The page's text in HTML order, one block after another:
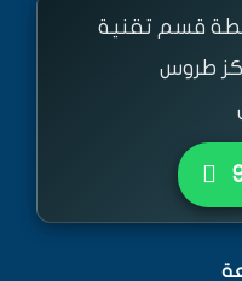
قسم تقنية
طروس